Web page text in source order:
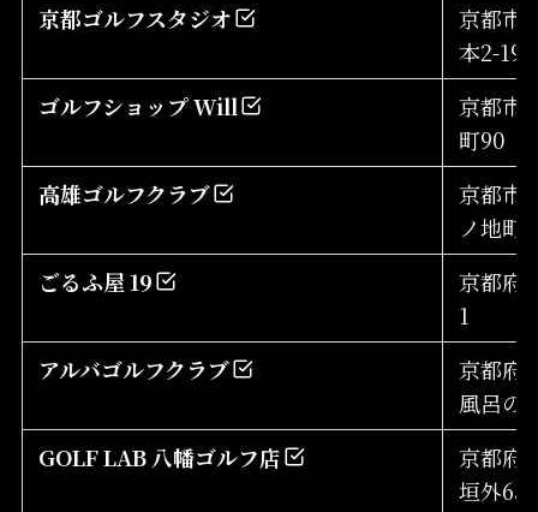
京都ゴルフスタジオ
京都市
本2-19
ゴルフショップ Will
京都市
町90
高雄ゴルフクラブ
京都市
ノ地町
ごるふ屋 19
京都府
1
アルバゴルフクラブ
京都府
風呂の
GOLF LAB 八幡ゴルフ店
京都府
垣外65